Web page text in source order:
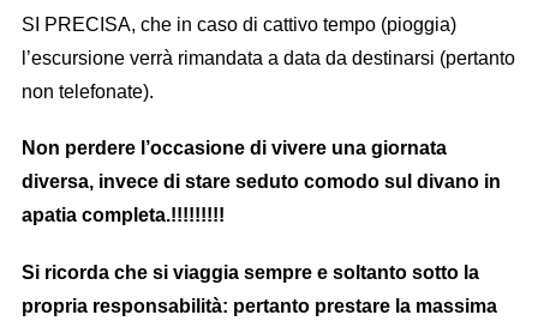
SI PRECISA, che in caso di cattivo tempo (pioggia)
l’escursione verrà rimandata a data da destinarsi (pertanto
non telefonate).
Non perdere l’occasione di vivere una giornata
diversa, invece di stare seduto comodo sul divano in
apatia completa.!!!!!!!!!
Si ricorda che si viaggia sempre e soltanto sotto la
propria responsabilità: pertanto prestare la massima